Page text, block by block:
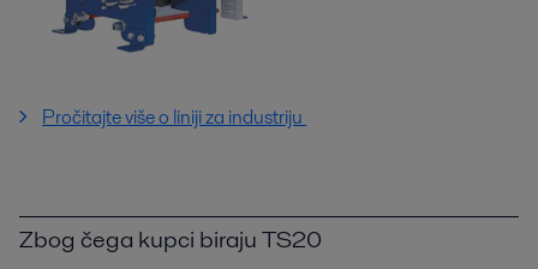
Pročitajte više o liniji za industriju
Zbog čega kupci biraju TS20